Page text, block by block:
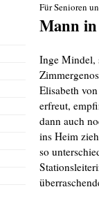
Für Senioren
Mann
Inge Mindel,
Elisabeth
erfreut,
dann auch
ins Heim
so